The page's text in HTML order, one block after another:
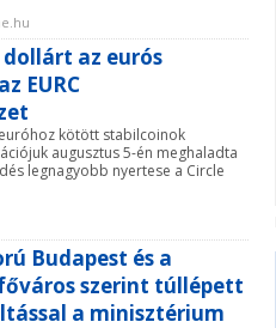
az eurós
EURC
kötött stabilcoinok
augusztus 5-én meghaladta
legnagyobb nyertese a Circle
Budapest és a
szerint túllépett
a minisztérium